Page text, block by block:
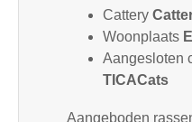
Cattery
Woonplaats
Aangesloten
TICACats
Aangeboden